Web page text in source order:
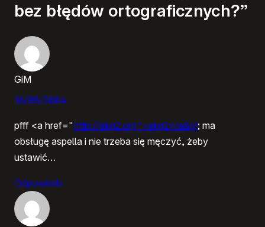
bez błędów ortograficznych?”
GiM
16/08/2004
pfff <a href="http://ekg2.org">ekg2</a&gt; ma
obsługę aspella i nie trzeba się męczyć, żeby
ustawić…
Odpowiedz